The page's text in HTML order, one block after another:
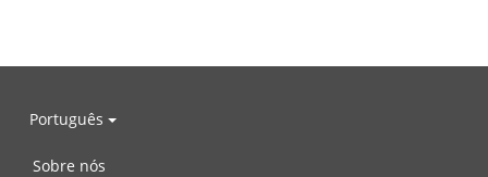
Português
Sobre nós